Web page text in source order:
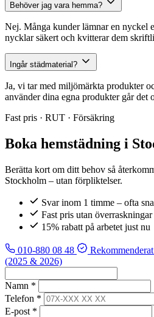
Behöver jag vara hemma?
Nej. Många kunder lämnar en nyckel
nycklar säkert och kvitterar dem
Ingår städmaterial?
Ja, vi tar med miljömärkta produkter
använder dina egna produkter går det
Fast pris · RUT · Försäkring
Boka hemstädning i
Berätta kort om ditt behov så
Stockholm – utan förpliktelser.
Svar inom 1 timme – ofta
Fast pris utan överraskningar
15% rabatt på arbetet just nu
010-880 08 48
(2025 & 2026)
Namn *
Telefon *
E-post *